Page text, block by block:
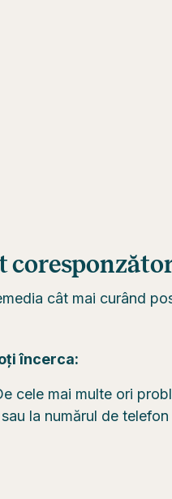
cât mai curând
încerca:
cele mai multe ori
la numărul de